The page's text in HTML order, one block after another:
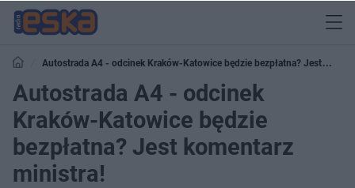
Autostrada A4 - odcinek Kraków-Katowice będzie bezpłatna? Jest
komentarz ministra!
Autostrada A4 - odcinek
Kraków-Katowice będzie
bezpłatna? Jest komentarz
ministra!